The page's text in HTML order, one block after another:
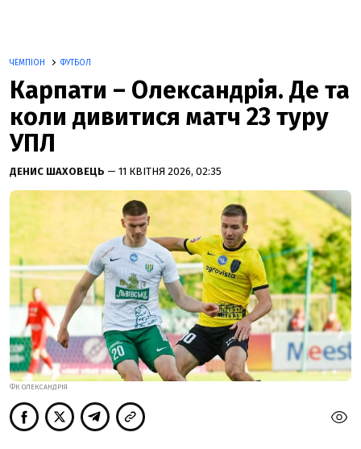
ЧЕМПІОН ФУТБОЛ
Карпати – Олександрія. Де та
коли дивитися матч 23 туру
УПЛ
ДЕНИС ШАХОВЕЦЬ — 11 КВІТНЯ 2026, 02:35
ФК ОЛЕКСАНДРІЯ